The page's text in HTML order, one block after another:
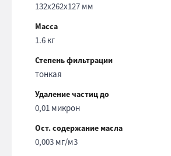
132х262х127 мм
Масса
1.6 кг
Степень фильтрации
тонкая
Удаление частиц до
0,01 микрон
Ост. содержание масла
0,003 мг/м3